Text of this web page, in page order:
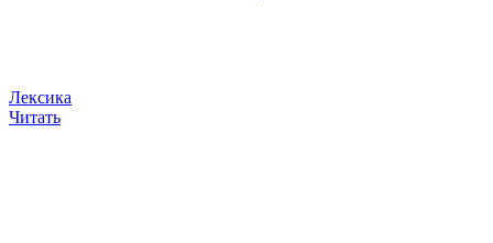
Лексика
Читать